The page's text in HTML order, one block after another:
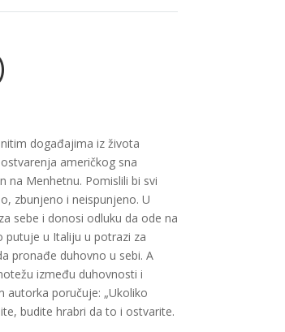
događajima iz života
američkog sna
na Menhetnu. Pomislili bi svi
zbunjeno i neispunjeno. U
sebe i donosi odluku da ode na
putuje u Italiju u potrazi za
pronađe duhovno u sebi. A
između duhovnosti i
autorka poručuje: „Ukoliko
budite hrabri da to i ostvarite.